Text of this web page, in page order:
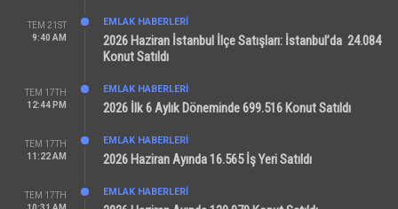
TEM 21ST
9:40 AM
EMLAK HABERLERI
2026 Haziran İstanbul İlçe Satışları: İstanbul’da 24.084
Konut Satıldı
TEM 17TH
12:44 PM
EMLAK HABERLERI
2026 İlk 6 Aylık Döneminde 699.516 Konut Satıldı
TEM 17TH
11:22 AM
EMLAK HABERLERI
2026 Haziran Ayında 16.565 İş Yeri Satıldı
TEM 17TH
EMLAK HABERLERI